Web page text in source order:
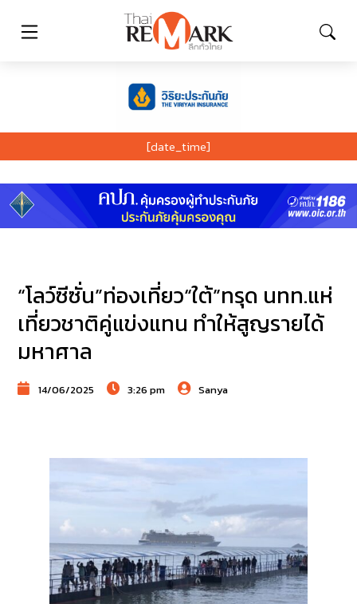
[date_time]
“โลว์ซีซั่น”ท่องเที่ยว“ใต้”ทรุด นทท.แห่
เที่ยวชาติคู่แข่งแทน ทำให้สูญรายได้
มหาศาล
14/06/2025 3:26 pm Sanya